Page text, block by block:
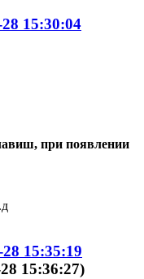
15:30:04
при появлении
15:35:19
15:36:27)